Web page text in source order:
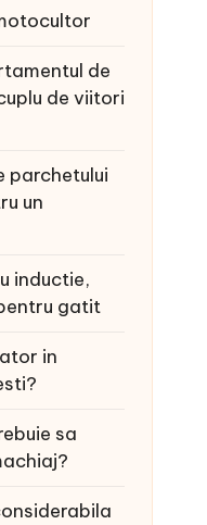
de
de viitori
parchetului
un
inductie,
gatit
in
sa